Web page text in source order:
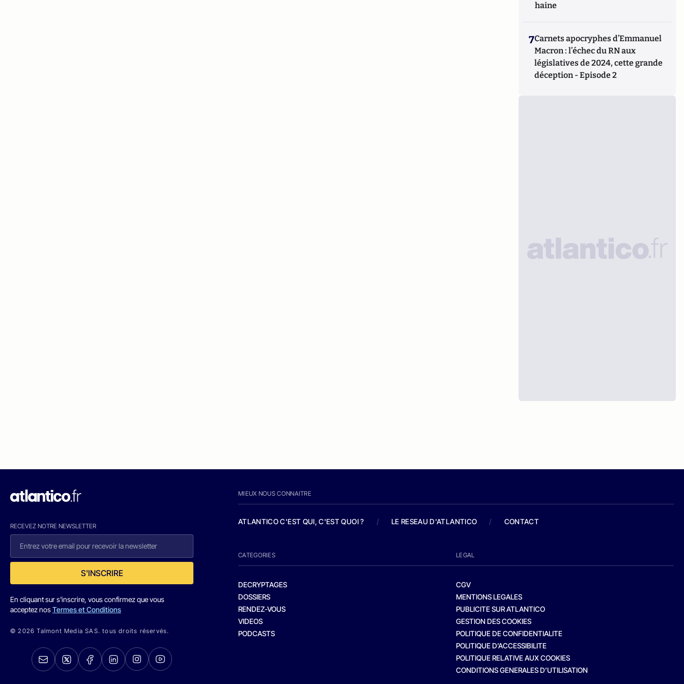
haine
7Carnets apocryphes d’Emmanuel
Macron : l’échec du RN aux
législatives de 2024, cette grande
déception - Episode 2
RECEVEZ NOTRE NEWSLETTER
S'INSCRIRE
En cliquant sur s'inscrire, vous confirmez que vous
acceptez nosTermes et Conditions
© 2026 Talmont Media SAS. tous droits réservés.
MIEUX NOUS CONNAITRE
ATLANTICO C'EST QUI, C'EST QUOI ? / LE RESEAU D'ATLANTICO / CONTACT
CATEGORIES
DECRYPTAGES
DOSSIERS
RENDEZ-VOUS
VIDEOS
PODCASTS
LEGAL
CGV
MENTIONS LEGALES
PUBLICITE SUR ATLANTICO
GESTION DES COOKIES
POLITIQUE DE CONFIDENTIALITE
POLITIQUE D’ACCESSIBILITE
POLITIQUE RELATIVE AUX COOKIES
CONDITIONS GENERALES D’UTILISATION